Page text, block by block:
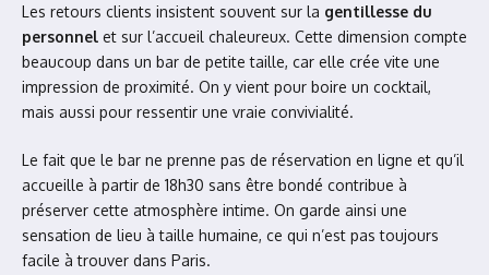
Les retours clients insistent souvent sur la gentillesse du
personnel et sur l’accueil chaleureux. Cette dimension compte
beaucoup dans un bar de petite taille, car elle crée vite une
impression de proximité. On y vient pour boire un cocktail,
mais aussi pour ressentir une vraie convivialité.
Le fait que le bar ne prenne pas de réservation en ligne et qu’il
accueille à partir de 18h30 sans être bondé contribue à
préserver cette atmosphère intime. On garde ainsi une
sensation de lieu à taille humaine, ce qui n’est pas toujours
facile à trouver dans Paris.